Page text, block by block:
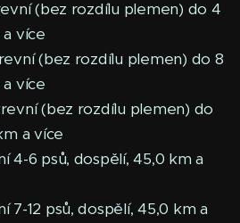
(bez rozdílu plemen) do 4
více
(bez rozdílu plemen) do 8
více
(bez rozdílu plemen) do
a více
4-6 psů, dospělí, 45,0 km a
7-12 psů, dospělí, 45,0 km a